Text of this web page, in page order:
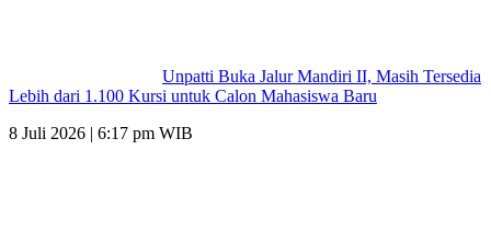
Unpatti Buka Jalur Mandiri II, Masih Tersedia
Lebih dari 1.100 Kursi untuk Calon Mahasiswa Baru
8 Juli 2026 | 6:17 pm WIB